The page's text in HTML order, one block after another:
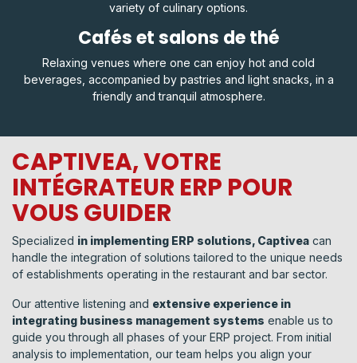
variety of culinary options.
Cafés et salons de thé
Relaxing venues where one can enjoy hot and cold
beverages, accompanied by pastries and light snacks, in a
friendly and tranquil atmosphere.
CAPTIVEA, VOTRE
INTÉGRATEUR ERP POUR
VOUS GUIDER
Specialized in implementing ERP solutions, Captivea can
handle the integration of solutions tailored to the unique needs
of establishments operating in the restaurant and bar sector.
Our attentive listening and extensive experience in
integrating business management systems enable us to
guide you through all phases of your ERP project. From initial
analysis to implementation, our team helps you align your